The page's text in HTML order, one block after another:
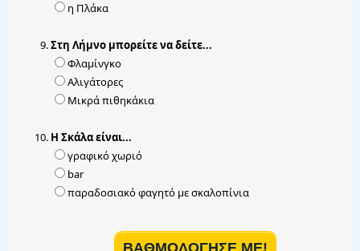
η Πλάκα
Στη Λήμνο μπορείτε να δείτε...
Φλαμίνγκο
Αλιγάτορες
Μικρά πιθηκάκια
Η Σκάλα είναι...
γραφικό χωριό
bar
παραδοσιακό φαγητό με σκαλοπίνια